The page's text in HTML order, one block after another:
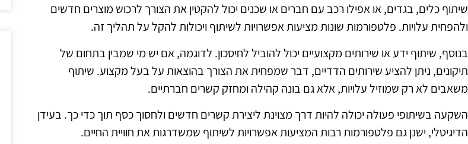
שיתוף כלים, בגדים, או אפילו רכב עם חברים או שכנים יכול להקטין את הצורך לרכוש מוצרים חדשים
ולהפחית עלויות. פלטפורמות שונות מציעות אפשרויות לשיתוף ויכולות להקל על תהליך זה.
בנוסף, שיתוף ידע או שירותים מקצועיים יכול להוביל לחיסכון. לדוגמה, אם יש מי שמבין בתחום של
תיקונים, ניתן להציע שירותים הדדיים, דבר שמפחית את הצורך בהוצאות על בעל מקצוע. שיתוף
משאבים לא רק שמוזיל עלויות, אלא גם בונה קהילה ומחזק קשרים חברתיים.
השקעה בשיתופי פעולה יכולה להיות דרך מצוינת ליצירת קשרים חדשים ולחסוך כסף תוך כדי כך. בעידן
הדיגיטלי, ישנן גם פלטפורמות רבות המציעות אפשרויות לשיתוף שמשדרגות את חוויית החיים.